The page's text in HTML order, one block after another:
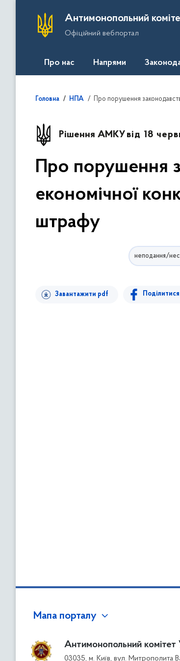
Антимонопольний
Офіційний вебпортал
Про нас Напрями
Головна НПА Про порушення
Рішення АМКУ від 18
Про порушення
економічної
штрафу
неподання/
Завантажити pdf Поділитися
Мапа порталу
Антимонопольний комітет
03035, м. Київ, вул. Митрополита